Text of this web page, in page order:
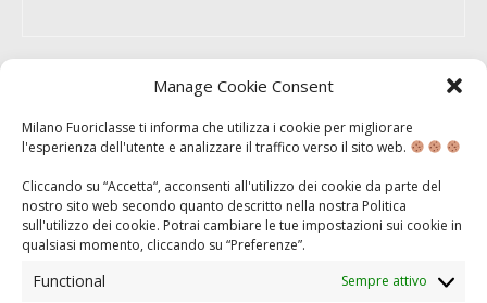
Manage Cookie Consent
Milano Fuoriclasse ti informa che utilizza i cookie per migliorare
l'esperienza dell'utente e analizzare il traffico verso il sito web.
Cliccando su “Accetta“, acconsenti all'utilizzo dei cookie da parte del
nostro sito web secondo quanto descritto nella nostra Politica
sull'utilizzo dei cookie. Potrai cambiare le tue impostazioni sui cookie in
qualsiasi momento, cliccando su “Preferenze”.
Functional Sempre attivo
CITTADINANZA ATTIVA:
LA CURA DEL PARCO
APR 11, 2014
Giovedì 10 aprile i nostri ragazzi si sono dedicati al
verde e all’ambiente. Durante la prima ora i
rappresentanti di AMSA hanno spiegato ai ragazzi
perché è importante e come si fa una corretta raccolta